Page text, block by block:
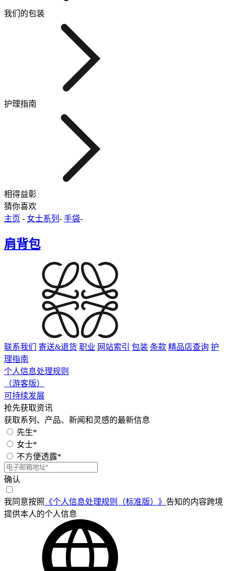
我们的包装
护理指南
相得益彰
猜你喜欢
主页 - 女士系列 - 手袋-
肩背包
联系我们 寄送&退货 职业 网站索引 包装 条款 精品店查询 护
理指南
个人信息处理规则
（游客版）
可持续发展
抢先获取资讯
获取系列、产品、新闻和灵感的最新信息
先生*
女士*
不方便透露*
确认
我同意按照 《个人信息处理规则（标准版）》 告知的内容跨境
提供本人的个人信息